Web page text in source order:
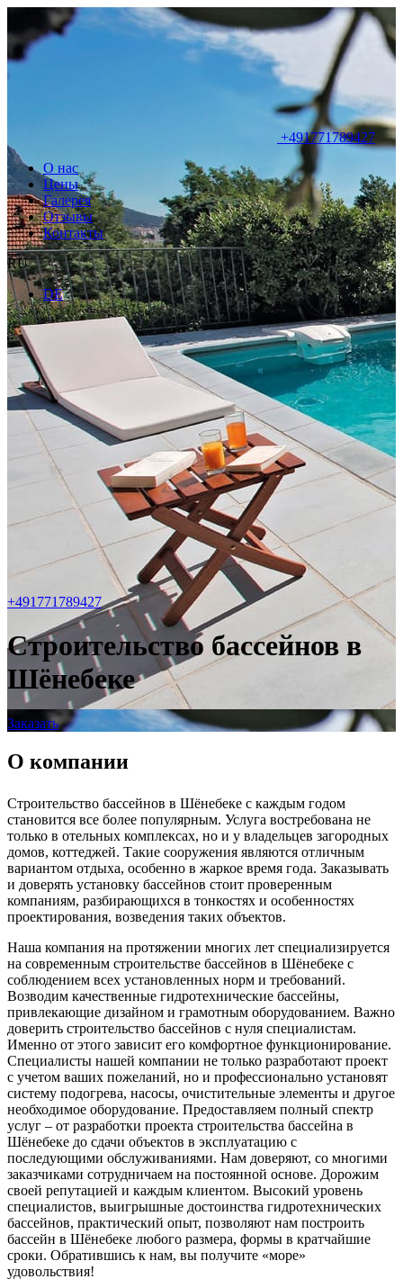
+491771789427
О нас
Цены
Галерея
Отзывы
Контакты
RU
DE
+491771789427
Строительство бассейнов в
Шёнебеке
Заказать
О компании
Строительство бассейнов в Шёнебеке с каждым годом
становится все более популярным. Услуга востребована не
только в отельных комплексах, но и у владельцев загородных
домов, коттеджей. Такие сооружения являются отличным
вариантом отдыха, особенно в жаркое время года. Заказывать
и доверять установку бассейнов стоит проверенным
компаниям, разбирающихся в тонкостях и особенностях
проектирования, возведения таких объектов.
Наша компания на протяжении многих лет специализируется
на современным строительстве бассейнов в Шёнебеке с
соблюдением всех установленных норм и требований.
Возводим качественные гидротехнические бассейны,
привлекающие дизайном и грамотным оборудованием. Важно
доверить строительство бассейнов с нуля специалистам.
Именно от этого зависит его комфортное функционирование.
Специалисты нашей компании не только разработают проект
с учетом ваших пожеланий, но и профессионально установят
систему подогрева, насосы, очистительные элементы и другое
необходимое оборудование. Предоставляем полный спектр
услуг – от разработки проекта строительства бассейна в
Шёнебеке до сдачи объектов в эксплуатацию с
последующими обслуживаниями. Нам доверяют, со многими
заказчиками сотрудничаем на постоянной основе. Дорожим
своей репутацией и каждым клиентом. Высокий уровень
специалистов, выигрышные достоинства гидротехнических
бассейнов, практический опыт, позволяют нам построить
бассейн в Шёнебеке любого размера, формы в кратчайшие
сроки. Обратившись к нам, вы получите «море»
удовольствия!